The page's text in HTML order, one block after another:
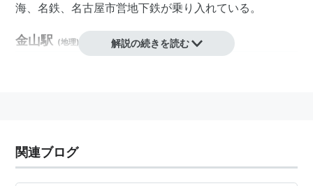
海、名鉄、名古屋市営地下鉄が乗り入れている。
金山駅 (地理) かなやまえき】
：同一駅名：
解説の続きを読む
関連ブログ